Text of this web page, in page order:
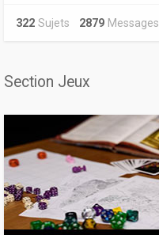
322 Sujets 2879 Messages
Section Jeux